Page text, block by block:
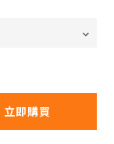
立即購買